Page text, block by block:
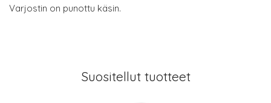
Varjostin on punottu käsin.
Suositellut tuotteet